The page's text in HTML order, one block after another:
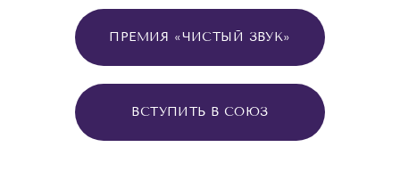
ПРЕМИЯ «ЧИСТЫЙ ЗВУК»
ВСТУПИТЬ В СОЮЗ